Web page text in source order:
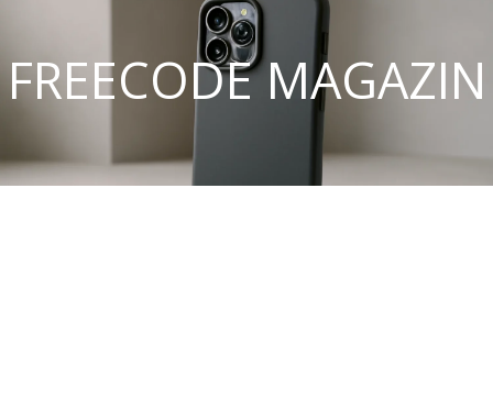
FREECODE MAGAZIN